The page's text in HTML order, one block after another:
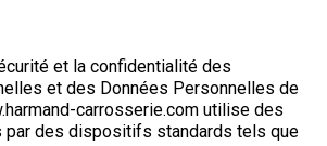
et la confidentialité des
et des Données Personnelles de
carrosserie.com utilise des
par des dispositifs standards tels que